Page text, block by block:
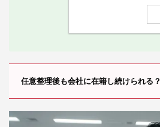
任意整理後も会社に在籍し続けられる？